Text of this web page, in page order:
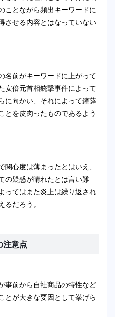
ことながら頻出キーワードに
させる内容とはなっていない
名前がキーワードに上がって
安倍元首相銃撃事件によって
に向かい、それによって鐘薛
とを皮肉ったものであるよう
関心度は薄まったとはいえ、
の疑惑が晴れたとは言い難
ってはまた炎上は繰り返され
るだろう。
注意点
事前から自社商品の特性など
とが大きな要因として挙げら